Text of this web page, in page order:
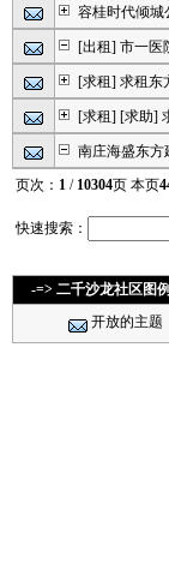
容桂时代倾城
[出租] 市一医
[求租] 求租东
[求租] [求助
南庄海盛东方
页次： 1 /10304页 本页
快速搜索：
-=> 二千沙龙社区图例
开放的主题